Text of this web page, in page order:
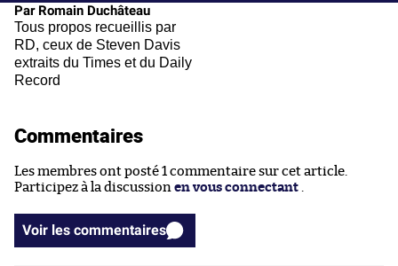
Par Romain Duchâteau
Tous propos recueillis par
RD, ceux de Steven Davis
extraits du Times et du Daily
Record
Commentaires
Les membres ont posté 1 commentaire sur cet article.
Participez à la discussion en vous connectant .
Voir les commentaires